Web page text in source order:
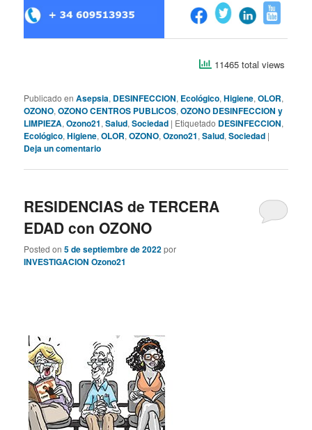
11465 total views
Publicado en Asepsia, DESINFECCION, Ecológico,Higiene,OLOR,
OZONO,OZONO CENTROS PUBLICOS,OZONO DESINFECCION y
LIMPIEZA,Ozono21,Salud,Sociedad | Etiquetado DESINFECCION,
Ecológico,Higiene,OLOR,OZONO,Ozono21,Salud,Sociedad |
Deja un comentario
RESIDENCIAS de TERCERA
EDAD con OZONO
Posted on5 de septiembre de 2022por
INVESTIGACION Ozono21